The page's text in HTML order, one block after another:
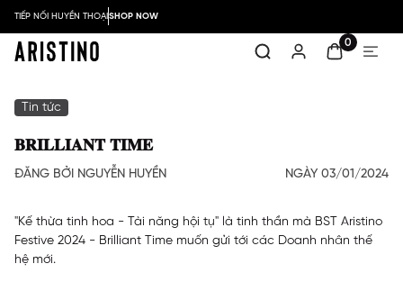
TIẾP NỐI HUYỀN THOẠISHOP NOW
0
Tin tức
𝐁𝐑𝐈𝐋𝐋𝐈𝐀𝐍𝐓 𝐓𝐈𝐌𝐄
ĐĂNG BỞI NGUYỄN HUYỀN NGÀY 03/01/2024
"Kế thừa tinh hoa - Tài năng hội tụ" là tinh thần mà BST Aristino
Festive 2024 - Brilliant Time muốn gửi tới các Doanh nhân thế
hệ mới.